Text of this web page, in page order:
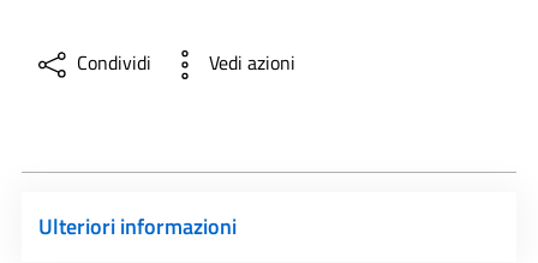
Condividi Vedi azioni
Ulteriori informazioni